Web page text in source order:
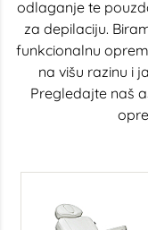
odlaganje te
za depilaciju.
funkcionalnu
na višu razinu i
Pregledajte naš